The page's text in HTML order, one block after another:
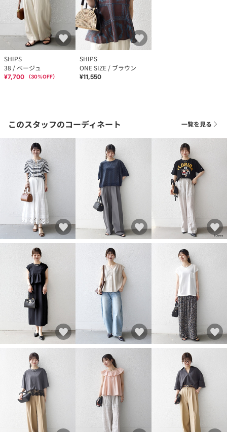
SHIPS
38 / ベージュ
¥7,700 （30%OFF）
SHIPS
ONE SIZE / ブラウン
¥11,550
このスタッフのコーディネート 一覧を見る